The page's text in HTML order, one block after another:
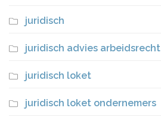
juridisch
juridisch advies arbeidsrecht
juridisch loket
juridisch loket ondernemers